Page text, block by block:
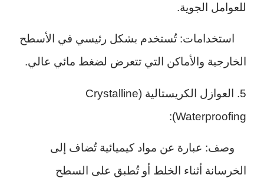
للعوامل الجوية.
استخدامات: تُستخدم بشكل رئيسي في الأسطح
الخارجية والأماكن التي تتعرض لضغط مائي عالي.
5. العوازل الكريستالية (Crystalline
Waterproofing):
وصف: عبارة عن مواد كيميائية تُضاف إلى
الخرسانة أثناء الخلط أو تُطبق على السطح